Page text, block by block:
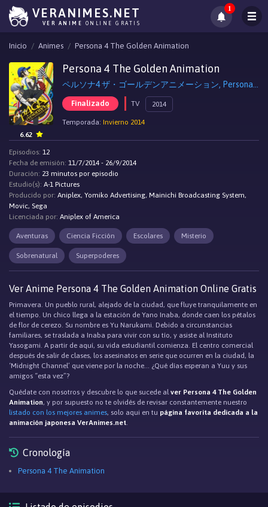
VERANIMES.NET
VER ANIME ONLINE GRATIS
1
Inicio Animes Persona 4 The Golden Animation
Persona 4 The Golden Animation
Finalizado TV 2014
Temporada: Invierno 2014
6.62
Episodios: 12
Fecha de emisión: 11/7/2014 - 26/9/2014
Duración: 23 minutos por episodio
Estudio(s): A-1 Pictures
Producido por: Aniplex, Yomiko Advertising, Mainichi Broadcasting System,
Movic, Sega
Licenciada por: Aniplex of America
Aventuras Ciencia Ficción Escolares Misterio
Sobrenatural Superpoderes
Ver Anime Persona 4 The Golden Animation Online Gratis
Primavera. Un pueblo rural, alejado de la ciudad, que fluye tranquilamente en
el tiempo. Un chico llega a la estación de Yano Inaba, donde caen los pétalos
de flor de cerezo. Su nombre es Yu Narukami. Debido a circunstancias
familiares, se traslada a Inaba para vivir con su tío, y asiste al Instituto
Yasogami. A partir de aquí, su vida estudiantil comienza. El centro comercial
después de salir de clases, los asesinatos en serie que ocurren en la ciudad, la
‘Midnight Channel’ que viene por la noche… ¿Qué días esperan a Yuu y sus
amigos “esta vez”?
Quédate con nosotros y descubre lo que sucede alver Persona 4 The Golden
Animation, y por supuesto no te olvidés de revisar constantemente nuestro
listado con los mejores animes, solo aqui en tu página favorita dedicada a la
animación japonesa VerAnimes.net.
Cronología
Persona 4 The Animation